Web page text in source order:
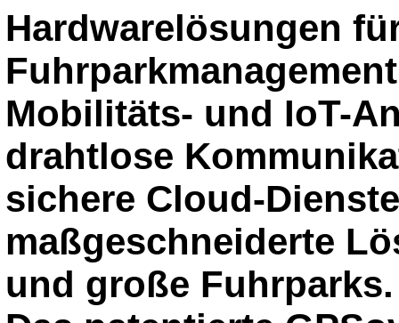
Hardwarelösungen
Mobilitäts- und IoT-
drahtlose
sichere Cloud-
maßgeschneiderte
und große Fuhrparks.